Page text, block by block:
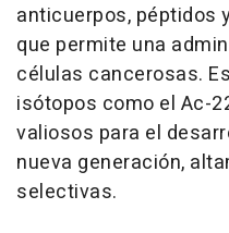
anticuerpos, péptidos
que permite una
células cancerosas.
isótopos como el Ac-
valiosos para el
nueva generación,
selectivas.